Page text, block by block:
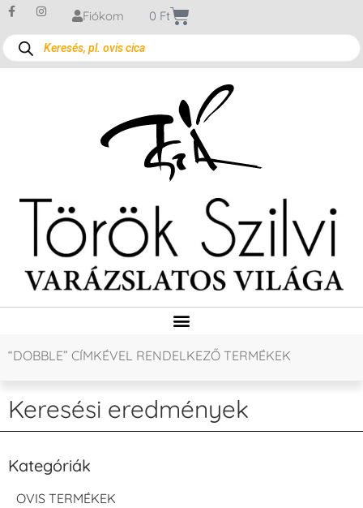
Fiókom 0 Ft
“DOBBLE” CÍMKÉVEL RENDELKEZŐ TERMÉKEK
Keresési eredmények
Kategóriák
OVIS TERMÉKEK